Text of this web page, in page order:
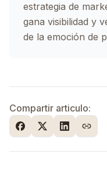
estrategia de
gana visibilidad y
de la emoción de
Compartir articulo: